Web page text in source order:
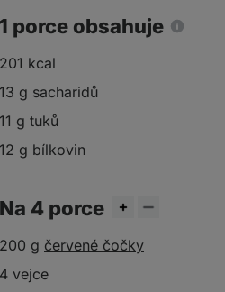
1 porce obsahuje
201 kcal
13 g sacharidů
11 g tuků
12 g bílkovin
Na 4 porce
200 g červené čočky
4 vejce